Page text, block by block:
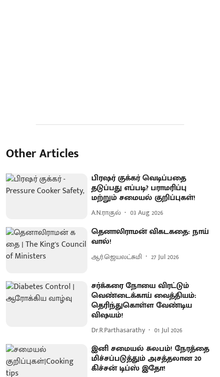
Other Articles
பிரஷர் குக்கர் வெடிப்பதை
தடுப்பது எப்படி? பராமரிப்பு
மற்றும் சமையல் குறிப்புகள்!
A.N.ராகுல் 03 Aug 2026
தெனாலிராமன் விகடகதை: நாய்
வால்!
ஆர்.ஜெயலட்சுமி 27 Jul 2026
சர்க்கரை நோயை விரட்டும்
வெண்டைக்காய் வைத்தியம்:
தெரிந்துகொள்ள வேண்டிய
விஷயம்!
Dr.R.Parthasarathy 01 Jul 2026
இனி சமையல் சுலபம்! நேரத்தை
மிச்சப்படுத்தும் அசத்தலான 20
கிச்சன் டிப்ஸ் இதோ!